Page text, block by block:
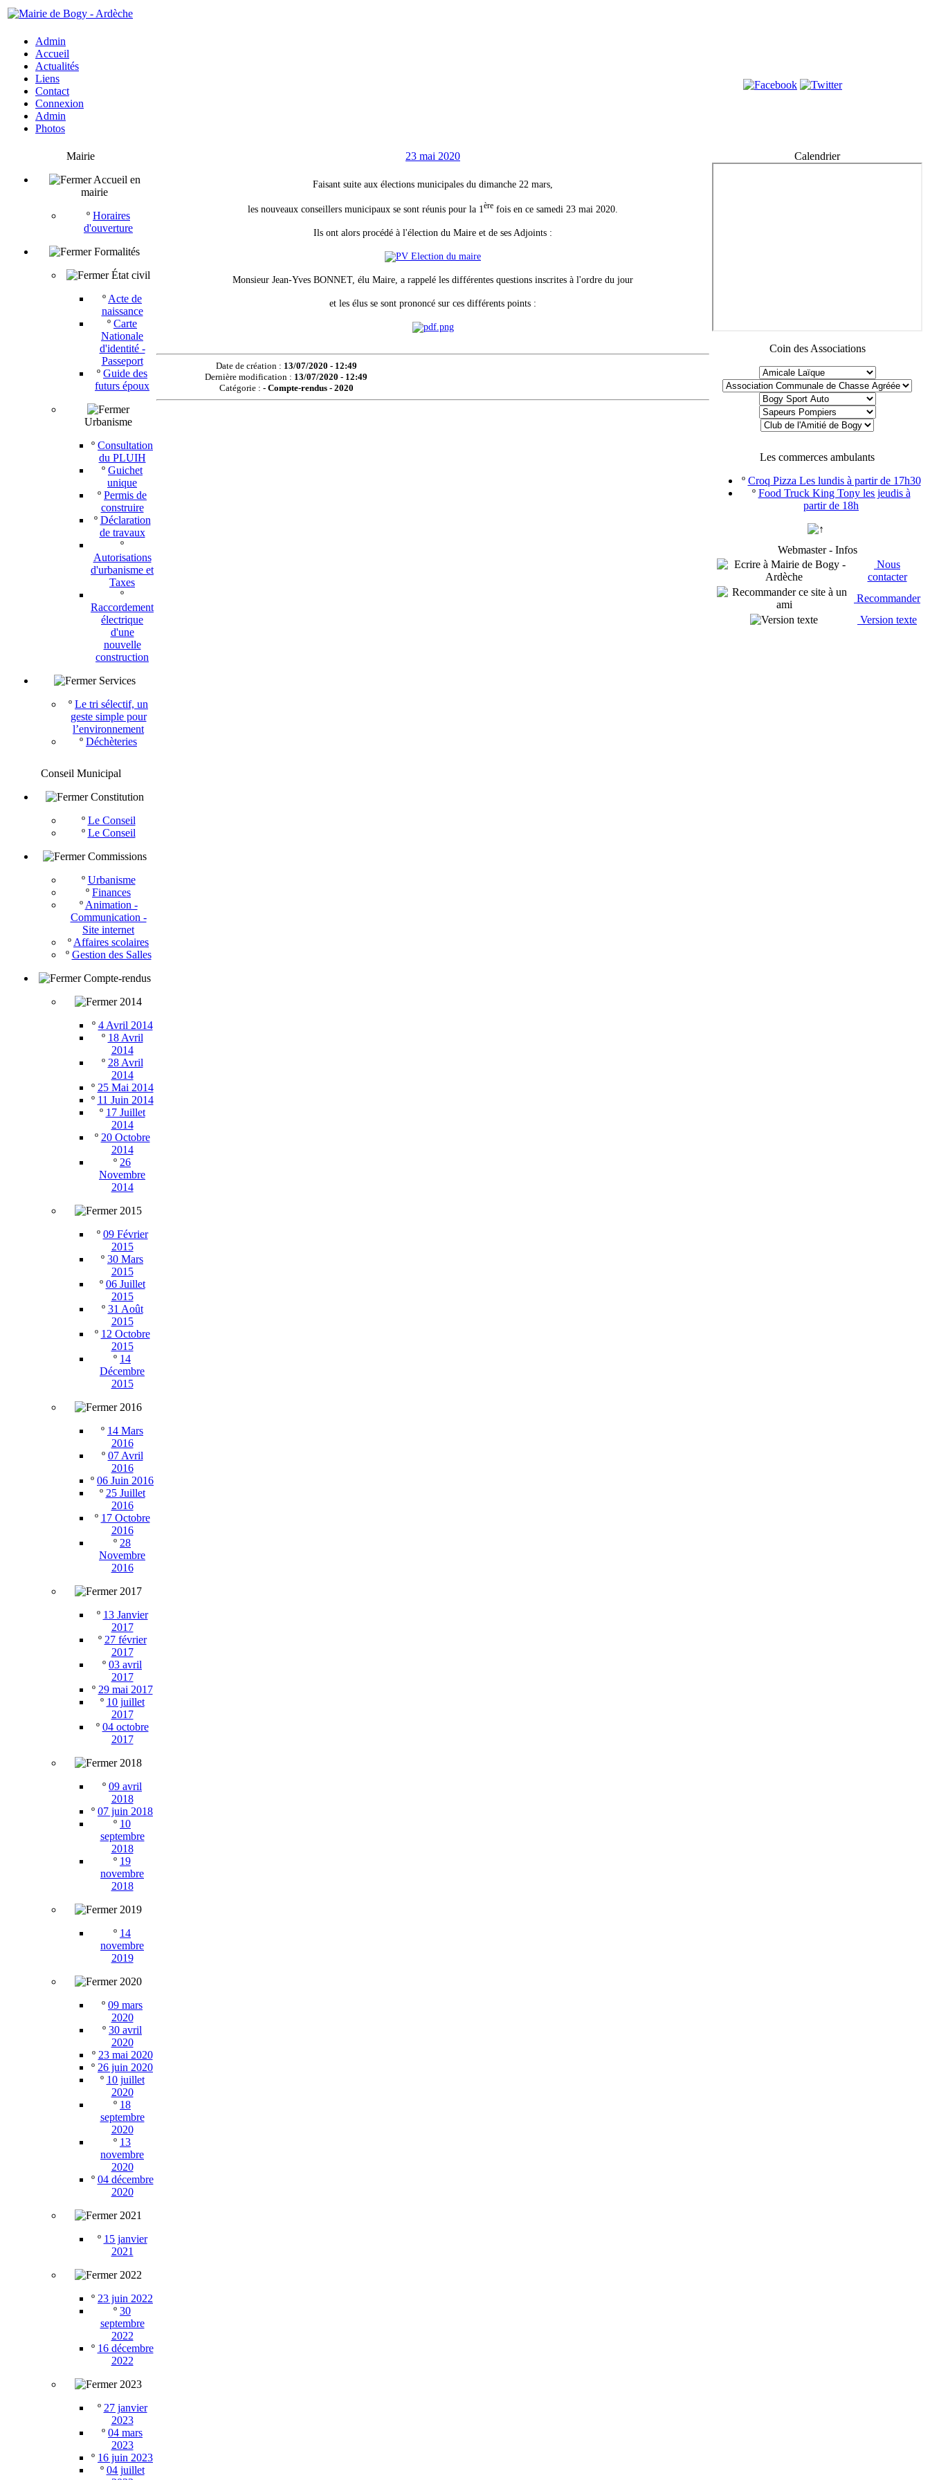
Admin
Accueil
Actualités
Liens
Contact
Connexion
Admin
Photos
Mairie
Accueil en
mairie
º Horaires
d'ouverture
Formalités
État civil
º Acte de
naissance
º Carte
Nationale
d'identité -
Passeport
º Guide des
futurs époux
Urbanisme
º Consultation
du PLUIH
º Guichet
unique
º Permis de
construire
º Déclaration
de travaux
º
Autorisations
d'urbanisme et
Taxes
º
Raccordement
électrique
d'une
nouvelle
construction
Services
º Le tri sélectif, un
geste simple pour
l’environnement
º Déchèteries
Conseil Municipal
Constitution
º Le Conseil
º Le Conseil
Commissions
º Urbanisme
º Finances
º Animation -
Communication -
Site internet
º Affaires scolaires
º Gestion des Salles
Compte-rendus
2014
º 4 Avril 2014
º 18 Avril
2014
º 28 Avril
2014
º 25 Mai 2014
º 11 Juin 2014
º 17 Juillet
2014
º 20 Octobre
2014
º 26
Novembre
2014
2015
º 09 Février
2015
º 30 Mars
2015
º 06 Juillet
2015
º 31 Août
2015
º 12 Octobre
2015
º 14
Décembre
2015
2016
º 14 Mars
2016
º 07 Avril
2016
º 06 Juin 2016
º 25 Juillet
2016
º 17 Octobre
2016
º 28
Novembre
2016
2017
º 13 Janvier
2017
º 27 février
2017
º 03 avril
2017
º 29 mai 2017
º 10 juillet
2017
º 04 octobre
2017
2018
º 09 avril
2018
º 07 juin 2018
º 10
septembre
2018
º 19
novembre
2018
2019
º 14
novembre
2019
2020
º 09 mars
2020
º 30 avril
2020
º 23 mai 2020
º 26 juin 2020
º 10 juillet
2020
º 18
septembre
2020
º 13
novembre
2020
º 04 décembre
2020
2021
º 15 janvier
2021
2022
º 23 juin 2022
º 30
septembre
2022
º 16 décembre
2022
2023
º 27 janvier
2023
º 04 mars
2023
º 16 juin 2023
º 04 juillet
23 mai 2020
Faisant suite aux élections municipales du dimanche 22 mars,
les nouveaux conseillers municipaux se sont réunis pour la 1ère fois en ce samedi 23 mai 2020.
Ils ont alors procédé à l'élection du Maire et de ses Adjoints :
Monsieur Jean-Yves BONNET, élu Maire, a rappelé les différentes questions inscrites à l'ordre du jour
et les élus se sont prononcé sur ces différents points :
Date de création : 13/07/2020 - 12:49
Dernière modification : 13/07/2020 - 12:49
Catégorie : - Compte-rendus - 2020
Calendrier
Coin des Associations
Les commerces ambulants
º Croq Pizza Les lundis à partir de 17h30
º Food Truck King Tony les jeudis à
partir de 18h
Webmaster - Infos
Nous
contacter
Recommander
Version texte